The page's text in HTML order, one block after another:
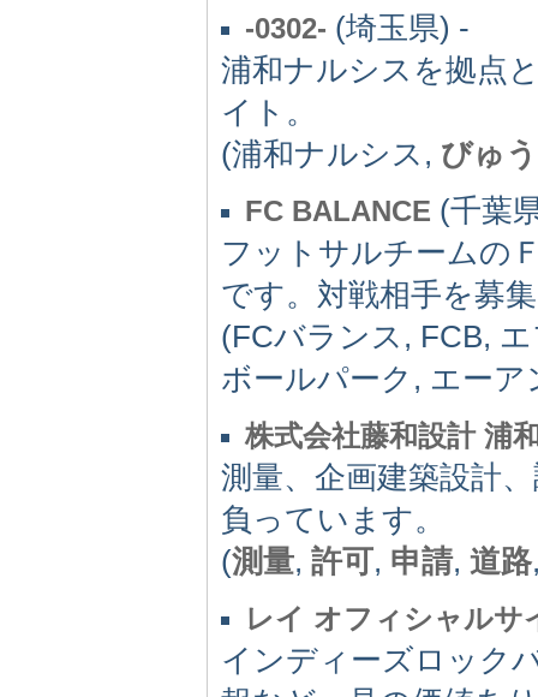
-0302- (埼玉県) -
浦和ナルシスを拠点
イト。
(浦和ナルシス, びゅう
FC BALANCE (千葉
フットサルチームの
です。対戦相手を募
(FCバランス, FCB,
ボールパーク, エーア
株式会社藤和設計 浦
測量、企画建築設計
負っています。
(測量, 許可, 申請, 道路
レイ オフィシャルサ
インディーズロック